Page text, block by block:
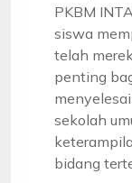
PKBM
siswa
telah
penting
sekolah
bidang